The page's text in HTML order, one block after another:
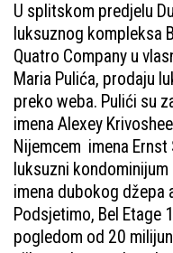
U splitskom predjelu
luksuznog kompleksa
Quatro Company u
Maria Pulića, prodaju
preko weba. Pulići su
imena Alexey
Nijemcem imena Ernst
luksuzni
imena dubokog džepa
Podsjetimo, Bel Etage
pogledom od 20